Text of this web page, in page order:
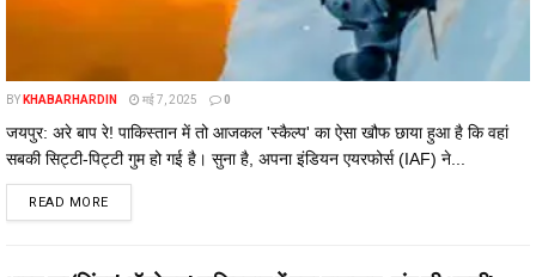
BY KHABARHARDIN मई 7, 2025 0
जयपुर: अरे बाप रे! पाकिस्तान में तो आजकल 'स्कैल्प' का ऐसा खौफ छाया हुआ है कि वहां
सबकी सिट्टी-पिट्टी गुम हो गई है। सुना है, अपना इंडियन एयरफोर्स (IAF) ने...
READ MOREDETAILS